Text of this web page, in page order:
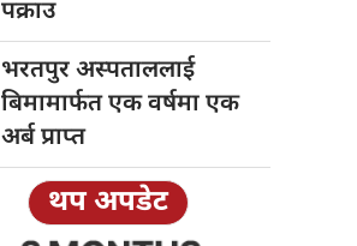
पक्राउ
भरतपुर अस्पताललाई
बिमामार्फत एक वर्षमा एक
अर्ब प्राप्त
थप अपडेट